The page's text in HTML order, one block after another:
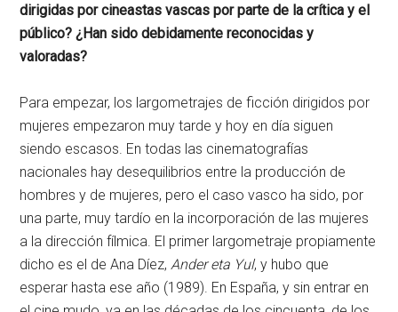
dirigidas por cineastas vascas por parte de la crítica y el
público? ¿Han sido debidamente reconocidas y
valoradas?
Para empezar, los largometrajes de ficción dirigidos por
mujeres empezaron muy tarde y hoy en día siguen
siendo escasos. En todas las cinematografías
nacionales hay desequilibrios entre la producción de
hombres y de mujeres, pero el caso vasco ha sido, por
una parte, muy tardío en la incorporación de las mujeres
a la dirección fílmica. El primer largometraje propiamente
dicho es el de Ana Díez, Ander eta Yul, y hubo que
esperar hasta ese año (1989). En España, y sin entrar en